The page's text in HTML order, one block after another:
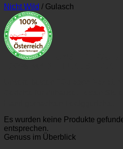
Nicht Wild / Gulasch
Es wurden keine Produkte
entsprechen.
Genuss im Überblick